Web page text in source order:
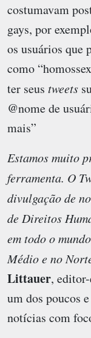
costumavam
gays, por
os usuários que
como
ter seus tweets
@nome de
mais”
Estamos muito
ferramenta. O
divulgação de
de Direitos
em todo o
Médio e no
Littauer,
um dos poucos
notícias com